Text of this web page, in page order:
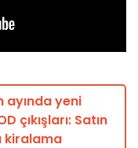
ayında yeni
çıkışları: Satın
kiralama